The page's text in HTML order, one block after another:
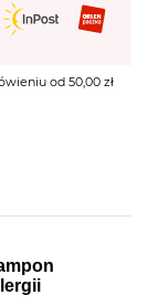
od 50,00 zł